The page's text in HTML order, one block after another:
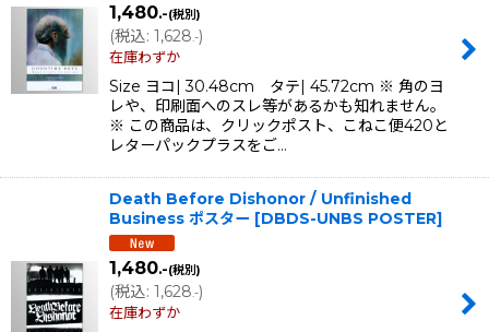
1,480.-(税別)
(税込: 1,628.-)
在庫わずか
Size ヨコ| 30.48cm タテ| 45.72cm ※ 角のヨ
レや、印刷面へのスレ等があるかも知れません。
※ この商品は、クリックポスト、こねこ便420と
レターパックプラスをご…
Death Before Dishonor / Unfinished
Business ポスター [DBDS-UNBS POSTER]
1,480.-(税別)
(税込: 1,628.-)
在庫わずか